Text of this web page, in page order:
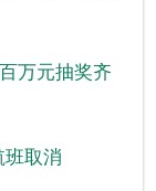
万元抽奖齐
取消